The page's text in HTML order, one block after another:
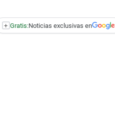
+ Gratis:Noticias exclusivas en